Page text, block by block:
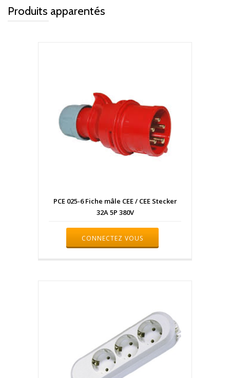
Produits apparentés
PCE 025-6 Fiche mâle CEE / CEE Stecker
32A 5P 380V
CONNECTEZ VOUS